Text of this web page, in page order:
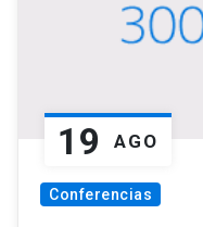
19 AGO
Conferencias